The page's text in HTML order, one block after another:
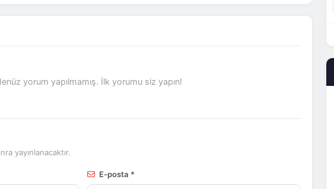
yorum yapılmamış. İlk yorumu siz yapın!
yayınlanacaktır.
E-posta *